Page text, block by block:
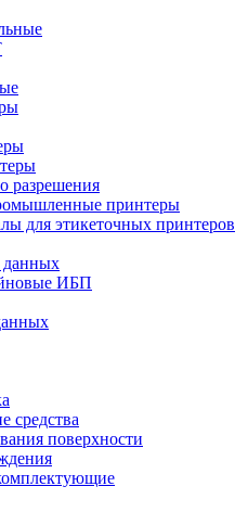
разрешения
принтеры
для этикеточных принтеров
данных
ИБП
средства
поверхности